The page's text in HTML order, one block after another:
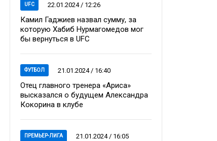
UFC 22.01.2024 / 12:26
Камил Гаджиев назвал сумму, за
которую Хабиб Нурмагомедов мог
бы вернуться в UFC
ФУТБОЛ 21.01.2024 / 16:40
Отец главного тренера «Ариса»
высказался о будущем Александра
Кокорина в клубе
ПРЕМЬЕР-ЛИГА 21.01.2024 / 16:05